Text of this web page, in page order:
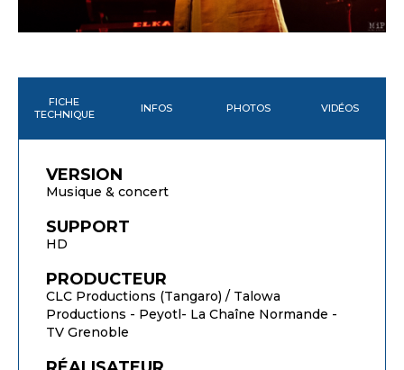
FICHE
TECHNIQUE
INFOS PHOTOS VIDÉOS
VERSION
Musique & concert
SUPPORT
HD
PRODUCTEUR
CLC Productions (Tangaro) / Talowa
Productions - Peyotl- La Chaîne Normande -
TV Grenoble